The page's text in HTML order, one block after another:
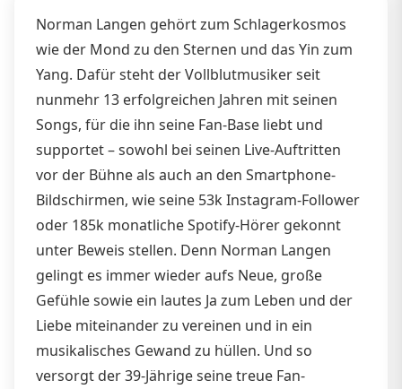
Norman Langen gehört zum Schlagerkosmos
wie der Mond zu den Sternen und das Yin zum
Yang. Dafür steht der Vollblutmusiker seit
nunmehr 13 erfolgreichen Jahren mit seinen
Songs, für die ihn seine Fan-Base liebt und
supportet – sowohl bei seinen Live-Auftritten
vor der Bühne als auch an den Smartphone-
Bildschirmen, wie seine 53k Instagram-Follower
oder 185k monatliche Spotify-Hörer gekonnt
unter Beweis stellen. Denn Norman Langen
gelingt es immer wieder aufs Neue, große
Gefühle sowie ein lautes Ja zum Leben und der
Liebe miteinander zu vereinen und in ein
musikalisches Gewand zu hüllen. Und so
versorgt der 39-Jährige seine treue Fan-